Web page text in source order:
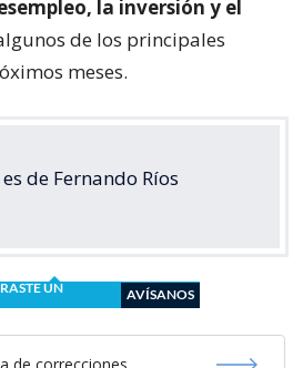
la inversión y el
de los principales
meses.
de Fernando Ríos
UN
AVÍSANOS